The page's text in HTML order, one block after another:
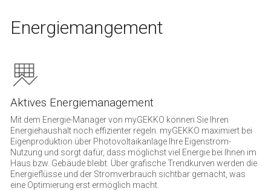
Energiemangement
Aktives Energiemanagement
Mit dem Energie-Manager von myGEKKO können Sie Ihren
Energiehaushalt noch effizienter regeln. myGEKKO maximiert bei
Eigenproduktion über Photovoltaikanlage Ihre Eigenstrom-
Nutzung und sorgt dafür, dass möglichst viel Energie bei Ihnen im
Haus bzw. Gebäude bleibt. Über grafische Trendkurven werden die
Energieflüsse und der Stromverbrauch sichtbar gemacht, was
eine Optimierung erst ermöglich macht.